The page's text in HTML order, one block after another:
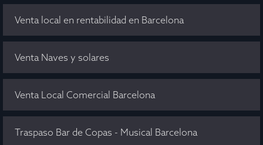
Venta local en rentabilidad en Barcelona
Venta Naves y solares
Venta Local Comercial Barcelona
Traspaso Bar de Copas - Musical Barcelona